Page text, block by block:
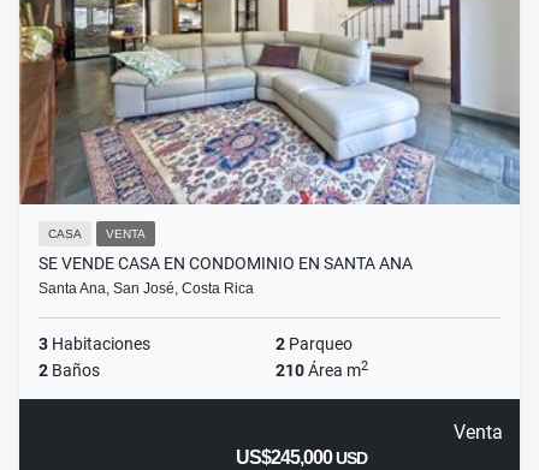
CASA VENTA
SE VENDE CASA EN CONDOMINIO EN SANTA ANA
Santa Ana, San José, Costa Rica
3 Habitaciones 2 Parqueo
2 Baños 210Área m2
Venta
US$245,000USD